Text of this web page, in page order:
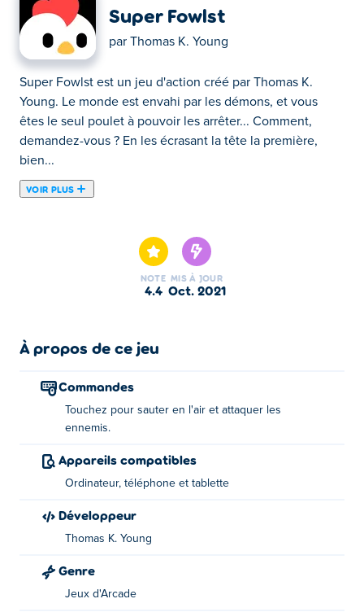
Super Fowlst
par Thomas K. Young
Super Fowlst est un jeu d'action créé par Thomas K.
Young. Le monde est envahi par les démons, et vous
êtes le seul poulet à pouvoir les arrêter... Comment,
demandez-vous ? En les écrasant la tête la première,
bien...
VOIR PLUS
êtes le seul poulet à pouvoir les arrêter... Comment,
demandez-vous ? En les écrasant la tête la première,
bien sûr. Esquivez les balles, écrasez les monstres,
conquérir, d'énormes boss à vaincre et toutes sortes de
nous mentionné 30 personnages à débloquer ?!
N'oubliez pas d'échanger votre trésor contre des
pouvoirs sympas comme des bombes à œufs et des
démons qui est le patron !
Appuyez pour sauter dans les airs et attaquer les
NOTE
4.4
MIS À JOUR
oct. 2021
À propos de ce jeu
Commandes
Touchez pour sauter en l'air et attaquer les
ennemis.
Appareils compatibles
Ordinateur, téléphone et tablette
Développeur
Thomas K. Young
Genre
Jeux d'Arcade